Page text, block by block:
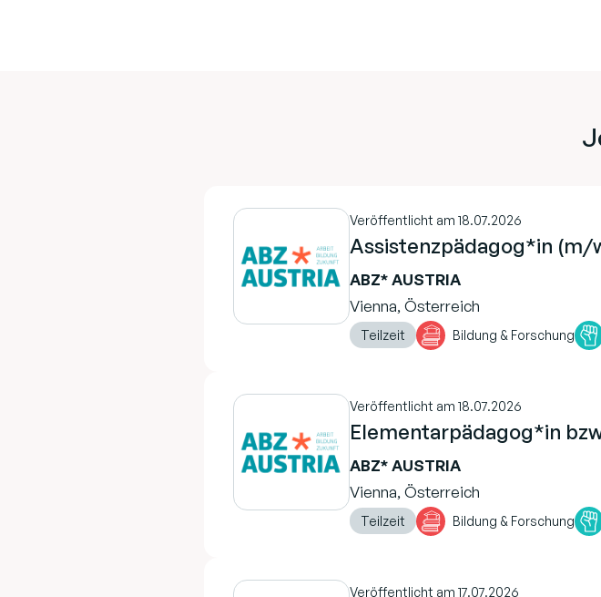
Veröffentlicht am 18.07.2026
Assistenzpädagog*in (m/
ABZ* AUSTRIA
Vienna, Österreich
Teilzeit Bildung & Forschung
Veröffentlicht am 18.07.2026
Elementarpädagog*in
ABZ* AUSTRIA
Vienna, Österreich
Teilzeit Bildung & Forschung
Veröffentlicht am 17.07.2026